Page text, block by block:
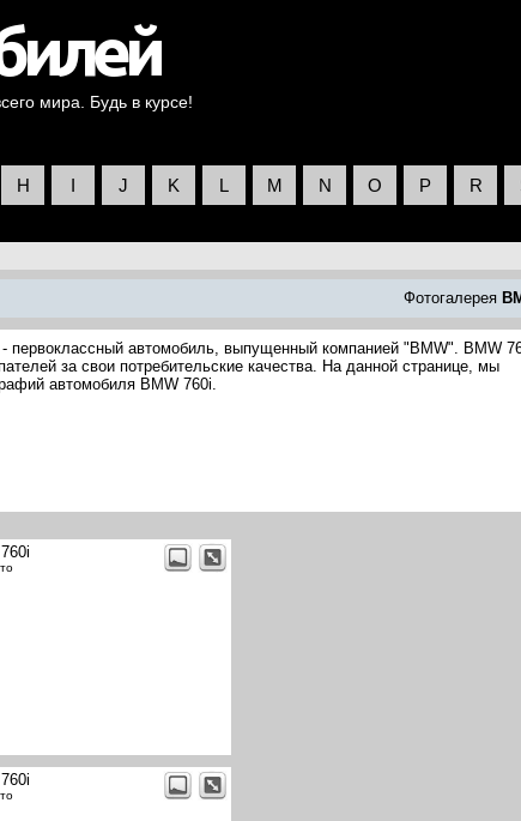
мира. Будь в курсе!
H I J K L M N O P R
Фотогалерея
первоклассный автомобиль, выпущенный компанией "BMW". BMW
за свои потребительские качества. На данной странице, мы
автомобиля BMW 760i.